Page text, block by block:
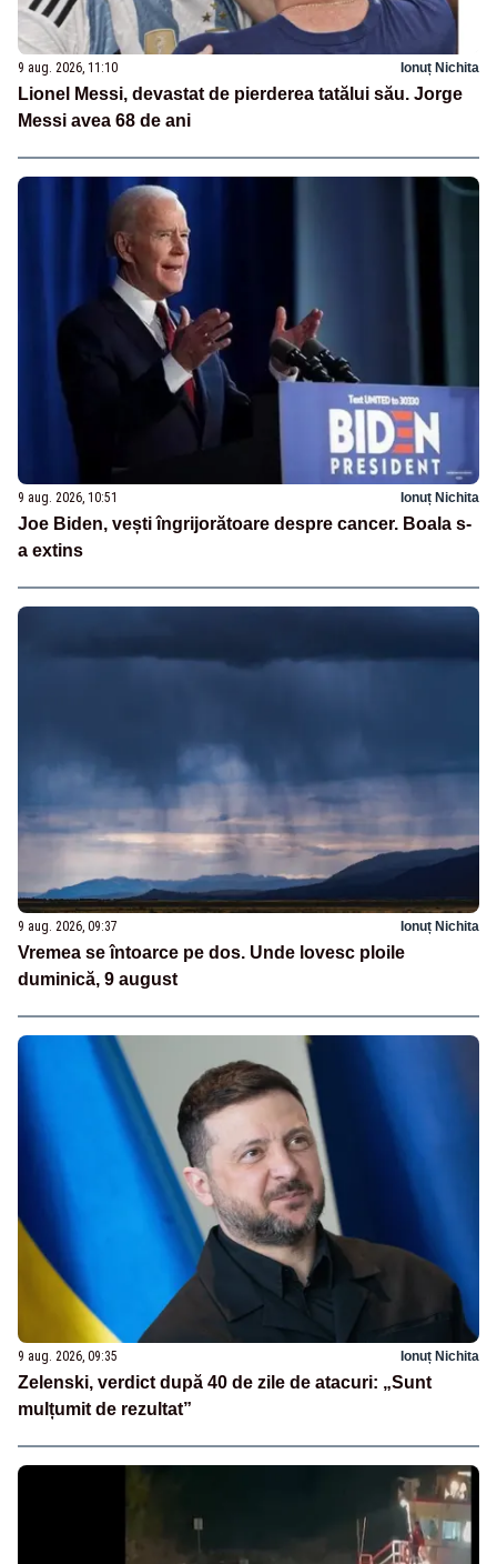
9 aug. 2026, 11:10 Ionuț Nichita
Lionel Messi, devastat de pierderea tatălui său. Jorge
Messi avea 68 de ani
9 aug. 2026, 10:51 Ionuț Nichita
Joe Biden, vești îngrijorătoare despre cancer. Boala s-
a extins
9 aug. 2026, 09:37 Ionuț Nichita
Vremea se întoarce pe dos. Unde lovesc ploile
duminică, 9 august
9 aug. 2026, 09:35 Ionuț Nichita
Zelenski, verdict după 40 de zile de atacuri: „Sunt
mulțumit de rezultat”